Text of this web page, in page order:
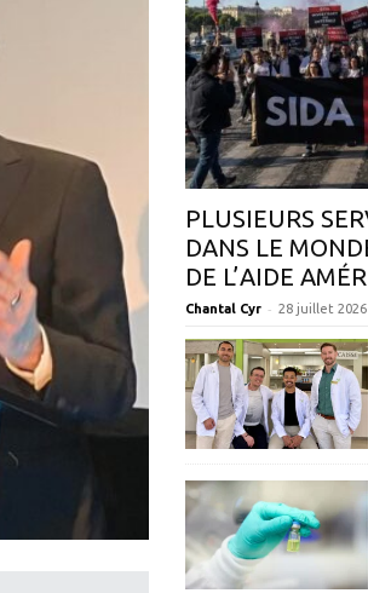
PLUSIEURS
DANS LE
DE L’AIDE
Chantal Cyr - 28 juillet 2026